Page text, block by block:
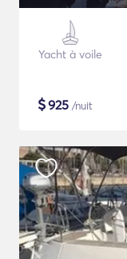
Yacht à voile
$925 /nuit